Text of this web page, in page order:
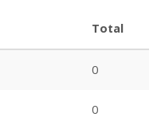
Total
0
0